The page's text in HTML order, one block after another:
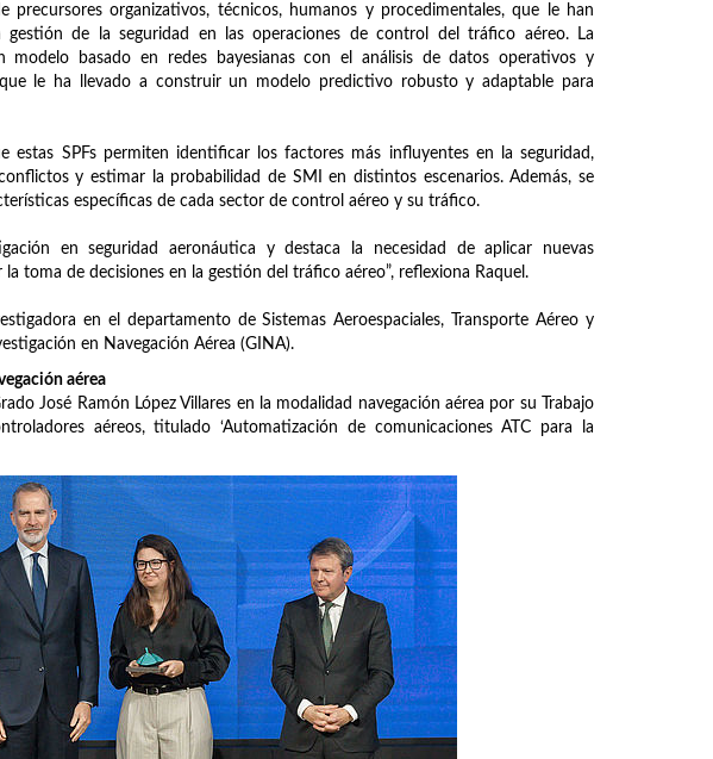
organizativos, técnicos, humanos y procedimentales, que le han
de la seguridad en las operaciones de control del tráfico aéreo. La
modelo basado en redes bayesianas con el análisis de datos operativos y
le ha llevado a construir un modelo predictivo robusto y adaptable para
estas SPFs permiten identificar los factores más influyentes en la seguridad,
y estimar la probabilidad de SMI en distintos escenarios. Además, se
específicas de cada sector de control aéreo y su tráfico.
en seguridad aeronáutica y destaca la necesidad de aplicar nuevas
toma de decisiones en la gestión del tráfico aéreo”, reflexiona Raquel.
en el departamento de Sistemas Aeroespaciales, Transporte Aéreo y
en Navegación Aérea (GINA).
aérea
José Ramón López Villares en la modalidad navegación aérea por su Trabajo
aéreos, titulado ‘Automatización de comunicaciones ATC para la